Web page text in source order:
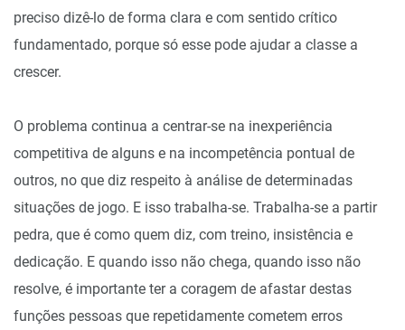
preciso dizê-lo de forma clara e com sentido crítico
fundamentado, porque só esse pode ajudar a classe a
crescer.
O problema continua a centrar-se na inexperiência
competitiva de alguns e na incompetência pontual de
outros, no que diz respeito à análise de determinadas
situações de jogo. E isso trabalha-se. Trabalha-se a partir
pedra, que é como quem diz, com treino, insistência e
dedicação. E quando isso não chega, quando isso não
resolve, é importante ter a coragem de afastar destas
funções pessoas que repetidamente cometem erros